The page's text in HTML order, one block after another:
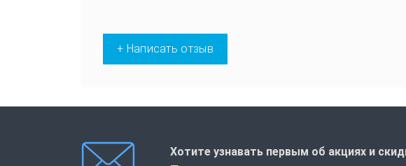
+ Написать отзыв
Хотите узнавать первым об акциях и